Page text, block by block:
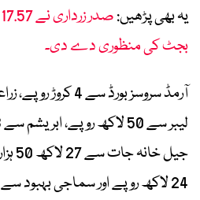
یہ بھی پڑھیں:
بجٹ کی منظوری دے دی۔